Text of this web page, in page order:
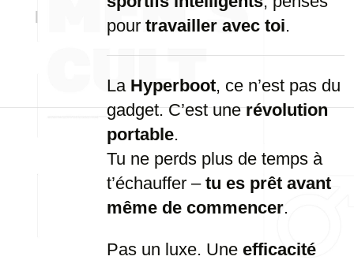
pour travailler avec toi.
La Hyperboot, ce n’est pas du
gadget. C’est unerévolution
portable.
Tu ne perds plus de temps à
t’échauffer – tu es prêt avant
même de commencer.
Pas un luxe. Une efficacité